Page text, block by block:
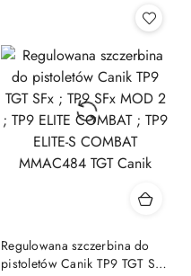
Regulowana szczerbina do
pistoletów Canik TP9 TGT SFx